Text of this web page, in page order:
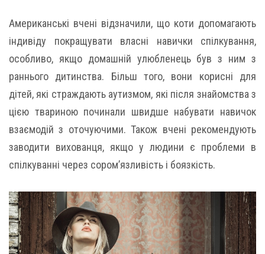
Американські вчені відзначили, що коти допомагають
індивіду покращувати власні навички спілкування,
особливо, якщо домашній улюбленець був з ним з
раннього дитинства. Більш того, вони корисні для
дітей, які страждають аутизмом, які після знайомства з
цією твариною починали швидше набувати навичок
взаємодій з оточуючими. Також вчені рекомендують
заводити вихованця, якщо у людини є проблеми в
спілкуванні через сором’язливість і боязкість.